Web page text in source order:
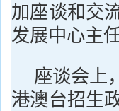
加座谈和交
发展中心主
座谈会上
港澳台招生